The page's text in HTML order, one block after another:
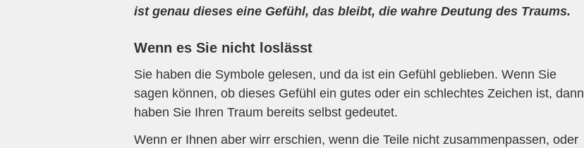
ist genau dieses eine Gefühl, das bleibt, die wahre Deutung des Traums.
Wenn es Sie nicht loslässt
Sie haben die Symbole gelesen, und da ist ein Gefühl geblieben. Wenn Sie
sagen können, ob dieses Gefühl ein gutes oder ein schlechtes Zeichen ist, dann
haben Sie Ihren Traum bereits selbst gedeutet.
Wenn er Ihnen aber wirr erschien, wenn die Teile nicht zusammenpassen, oder